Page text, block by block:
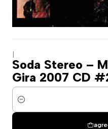
Soda Stereo –
Gira 2007 CD
Cantidad